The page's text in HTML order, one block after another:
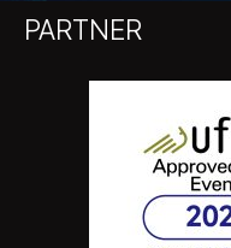
PARTNER